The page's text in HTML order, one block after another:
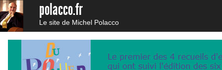
polacco.fr
Le site de Michel Polacco